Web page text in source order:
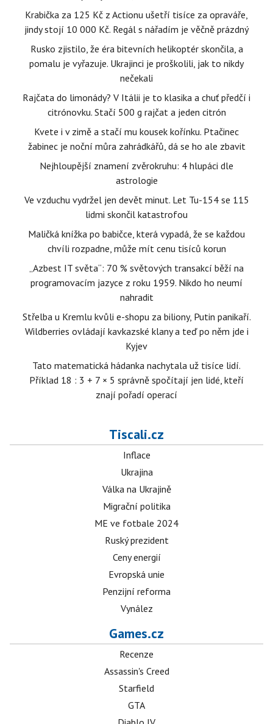
Krabička za 125 Kč z Actionu ušetří tisíce za opraváře,
jindy stojí 10 000 Kč. Regál s nářadím je věčně prázdný
Rusko zjistilo, že éra bitevních helikoptér skončila, a
pomalu je vyřazuje. Ukrajinci je proškolili, jak to nikdy
nečekali
Rajčata do limonády? V Itálii je to klasika a chuť předčí i
citrónovku. Stačí 500 g rajčat a jeden citrón
Kvete i v zimě a stačí mu kousek kořínku. Ptačinec
žabinec je noční můra zahrádkářů, dá se ho ale zbavit
Nejhloupější znamení zvěrokruhu: 4 hlupáci dle
astrologie
Ve vzduchu vydržel jen devět minut. Let Tu-154 se 115
lidmi skončil katastrofou
Maličká knížka po babičce, která vypadá, že se každou
chvíli rozpadne, může mít cenu tisíců korun
„Azbest IT světa“: 70 % světových transakcí běží na
programovacím jazyce z roku 1959. Nikdo ho neumí
nahradit
Střelba u Kremlu kvůli e-shopu za biliony, Putin panikaří.
Wildberries ovládají kavkazské klany a teď po něm jde i
Kyjev
Tato matematická hádanka nachytala už tisíce lidí.
Příklad 18 : 3 + 7 × 5 správně spočítají jen lidé, kteří
znají pořadí operací
Tiscali.cz
Inflace
Ukrajina
Válka na Ukrajině
Migrační politika
ME ve fotbale 2024
Ruský prezident
Ceny energií
Evropská unie
Penzijní reforma
Vynález
Games.cz
Recenze
Assassin's Creed
Starfield
GTA